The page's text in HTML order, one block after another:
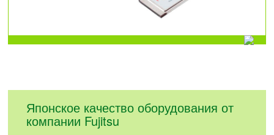
Японское качество оборудования от
компании Fujitsu